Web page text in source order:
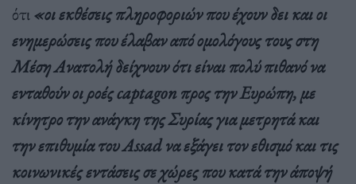
ότι«οι εκθέσεις πληροφοριών που έχουν δει και οι
ενημερώσεις που έλαβαν από ομολόγους τους στη
Μέση Ανατολή δείχνουν ότι είναι πολύ πιθανό να
ενταθούν οι ροές captagon προς την Ευρώπη, με
κίνητρο την ανάγκη της Συρίας για μετρητά και
την επιθυμία του Assad να εξάγει τον εθισμό και τις
κοινωνικές εντάσεις σε χώρες που κατά την άποψή